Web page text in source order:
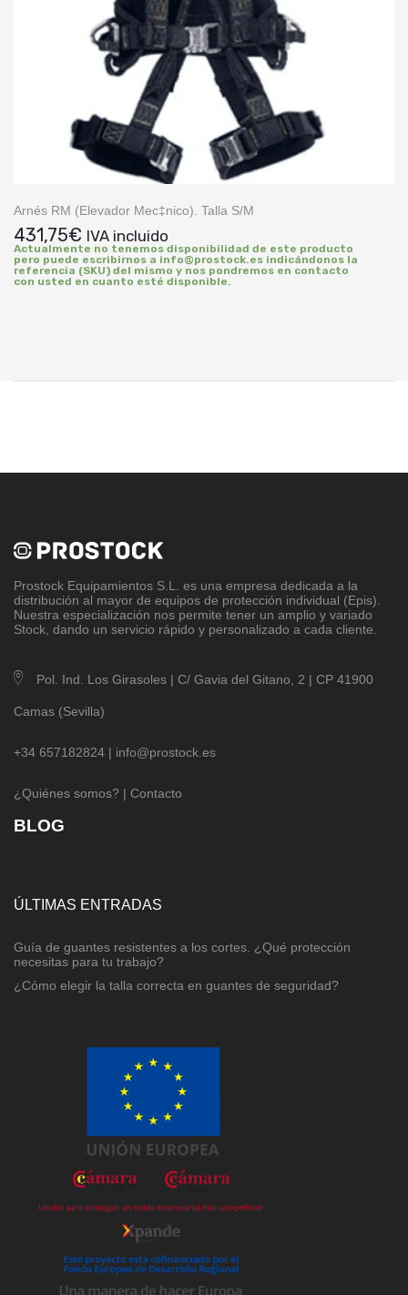
Arnés RM (Elevador Mec‡nico). Talla S/M
431,75€ IVA incluido
Actualmente no tenemos disponibilidad de este producto
pero puede escribirnos a info@prostock.es indicándonos la
referencia (SKU) del mismo y nos pondremos en contacto
con usted en cuanto esté disponible.
Prostock Equipamientos S.L
. es una empresa dedicada a la
distribución al mayor de equipos de protección individual (Epis).
Nuestra especialización nos permite tener un amplio y variado
Stock, dando un servicio rápido y personalizado a cada cliente.
Pol. Ind. Los Girasoles | C/ Gavia del Gitano, 2 | CP 41900
Camas (Sevilla)
+34 657182824 | info@prostock.es
¿Quiénes somos? | Contacto
BLOG
ÚLTIMAS ENTRADAS
Guía de guantes resistentes a los cortes. ¿Qué protección
necesitas para tu trabajo?
¿Cómo elegir la talla correcta en guantes de seguridad?